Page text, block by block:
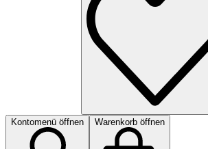
Kontomenü öffnen Warenkorb öffnen